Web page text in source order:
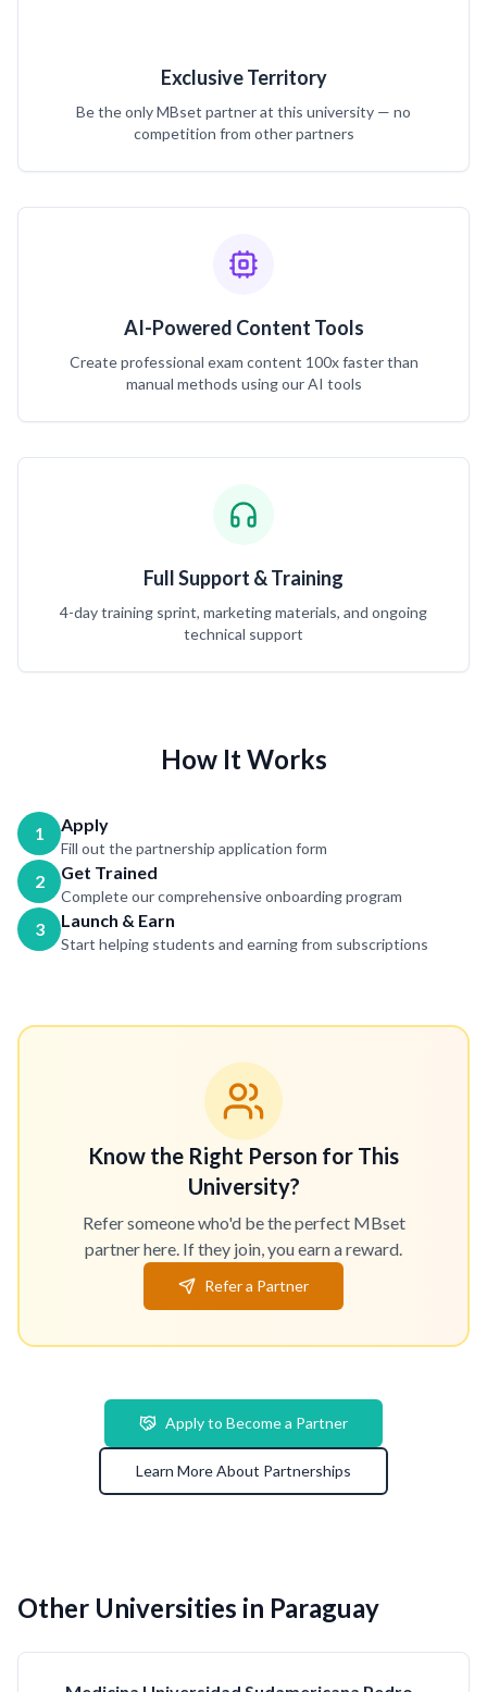
Exclusive Territory
Be the only MBset partner at this university — no
competition from other partners
AI-Powered Content Tools
Create professional exam content 100x faster than
manual methods using our AI tools
Full Support & Training
4-day training sprint, marketing materials, and ongoing
technical support
How It Works
1 Apply
Fill out the partnership application form
2 Get Trained
Complete our comprehensive onboarding program
3 Launch & Earn
Start helping students and earning from subscriptions
Know the Right Person for This
University?
Refer someone who'd be the perfect MBset
partner here. If they join, you earn a reward.
Refer a Partner
Apply to Become a Partner
Learn More About Partnerships
Other Universities in Paraguay